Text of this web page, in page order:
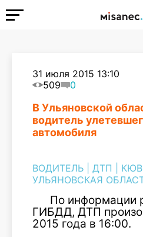
31 июля 2015 13:10
509
0
В Ульяновской
водитель
автомобиля
ВОДИТЕЛЬ ДТП
УЛЬЯНОВСКАЯ
По информации
ГИБДД, ДТП
2015 года в 16:00.